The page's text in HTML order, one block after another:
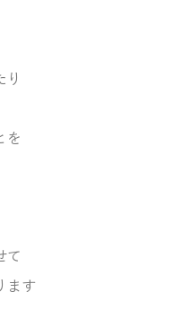
り
を
て
ます